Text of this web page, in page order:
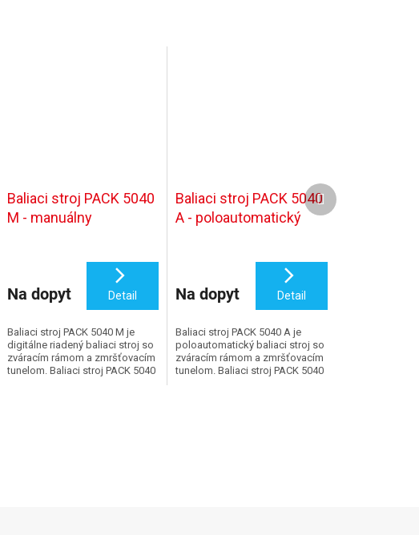
Baliaci stroj PACK 5040
M - manuálny
Na dopyt Detail
Baliaci stroj PACK 5040 M je
digitálne riadený baliaci stroj so
zváracím rámom a zmršťovacím
tunelom. Baliaci stroj PACK 5040
Baliaci stroj PACK 5040
A - poloautomatický
Na dopyt Detail
Baliaci stroj PACK 5040 A je
poloautomatický baliaci stroj so
zváracím rámom a zmršťovacím
tunelom. Baliaci stroj PACK 5040
Ďalší
produkt